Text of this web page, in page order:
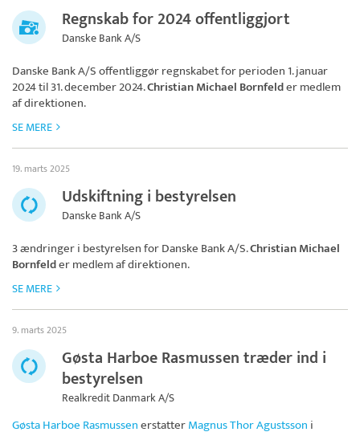
Regnskab for 2024 offentliggjort
Danske Bank A/S
Danske Bank A/Soffentliggør regnskabet for perioden 1. januar
2024 til 31. december 2024.Christian Michael Bornfelder medlem
af direktionen.
SE MERE
19. marts 2025
Udskiftning i bestyrelsen
Danske Bank A/S
3 ændringer i bestyrelsen forDanske Bank A/S.Christian Michael
Bornfelder medlem af direktionen.
SE MERE
9. marts 2025
Gøsta Harboe Rasmussen træder ind i
bestyrelsen
Realkredit Danmark A/S
Gøsta Harboe RasmussenerstatterMagnus Thor Agustsson i